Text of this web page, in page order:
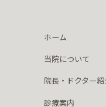
ホーム
当院について
院長・ドクター
診療案内